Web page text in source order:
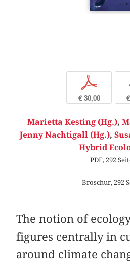
p
€ 30,00
Marietta Kesting (Hg.),
Jenny Nachtigall (Hg.),
Hybrid
PDF, 292
Broschur, 292
The notion of
figures centrally in
around climate